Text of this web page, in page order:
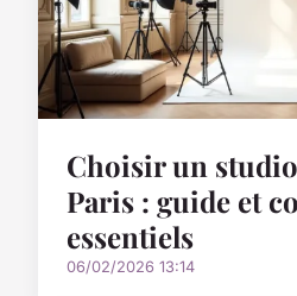
Choisir un
Paris : guide et
essentiels
06/02/2026 13:14